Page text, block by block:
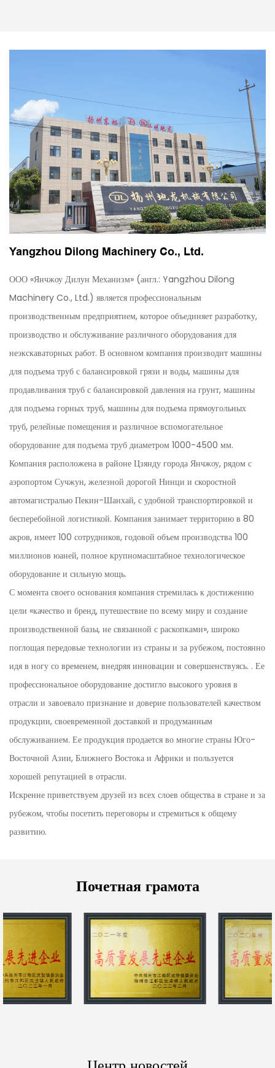
Yangzhou Dilong Machinery Co., Ltd.
ООО «Янчжоу Дилун Механизм» (англ.: Yangzhou Dilong
Machinery Co., Ltd.) является профессиональным
производственным предприятием, которое объединяет разработку,
производство и обслуживание различного оборудования для
неэкскаваторных работ. В основном компания производит машины
для подъема труб с балансировкой грязи и воды, машины для
продавливания труб с балансировкой давления на грунт, машины
для подъема горных труб, машины для подъема прямоугольных
труб, релейные помещения и различное вспомогательное
оборудование для подъема труб диаметром 1000-4500 мм.
Компания расположена в районе Цзянду города Янчжоу, рядом с
аэропортом Сучжун, железной дорогой Нинци и скоростной
автомагистралью Пекин-Шанхай, с удобной транспортировкой и
бесперебойной логистикой. Компания занимает территорию в 80
акров, имеет 100 сотрудников, годовой объем производства 100
миллионов юаней, полное крупномасштабное технологическое
оборудование и сильную мощь.
С момента своего основания компания стремилась к достижению
цели «качество и бренд, путешествие по всему миру и создание
производственной базы, не связанной с раскопками», широко
поглощая передовые технологии из страны и за рубежом, постоянно
идя в ногу со временем, внедряя инновации и совершенствуясь. . Ее
профессиональное оборудование достигло высокого уровня в
отрасли и завоевало признание и доверие пользователей качеством
продукции, своевременной доставкой и продуманным
обслуживанием. Ее продукция продается во многие страны Юго-
Восточной Азии, Ближнего Востока и Африки и пользуется
хорошей репутацией в отрасли.
Искренне приветствуем друзей из всех слоев общества в стране и за
рубежом, чтобы посетить переговоры и стремиться к общему
развитию.
Почетная грамота